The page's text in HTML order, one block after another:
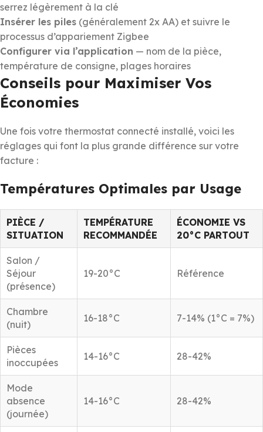
serrez légèrement à la clé
Insérer les piles (généralement 2x AA) et suivre le
processus d’appariement Zigbee
Configurer via l’application — nom de la pièce,
température de consigne, plages horaires
Conseils pour Maximiser Vos
Économies
Une fois votre thermostat connecté installé, voici les
réglages qui font la plus grande différence sur votre
facture :
Températures Optimales par Usage
PIÈCE /
SITUATION
TEMPÉRATURE
RECOMMANDÉE
ÉCONOMIE VS
20°C PARTOUT
Salon /
Séjour
(présence)
19-20°C Référence
Chambre
(nuit)
16-18°C 7-14% (1°C = 7%)
Pièces
inoccupées
14-16°C 28-42%
Mode
absence
(journée)
14-16°C 28-42%